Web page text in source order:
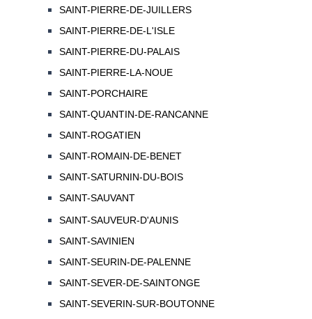
SAINT-PIERRE-DE-JUILLERS
SAINT-PIERRE-DE-L'ISLE
SAINT-PIERRE-DU-PALAIS
SAINT-PIERRE-LA-NOUE
SAINT-PORCHAIRE
SAINT-QUANTIN-DE-RANCANNE
SAINT-ROGATIEN
SAINT-ROMAIN-DE-BENET
SAINT-SATURNIN-DU-BOIS
SAINT-SAUVANT
SAINT-SAUVEUR-D'AUNIS
SAINT-SAVINIEN
SAINT-SEURIN-DE-PALENNE
SAINT-SEVER-DE-SAINTONGE
SAINT-SEVERIN-SUR-BOUTONNE